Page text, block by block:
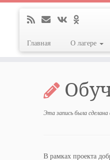
Главная О лагере
Эта запись была сделана
В рамках проекта